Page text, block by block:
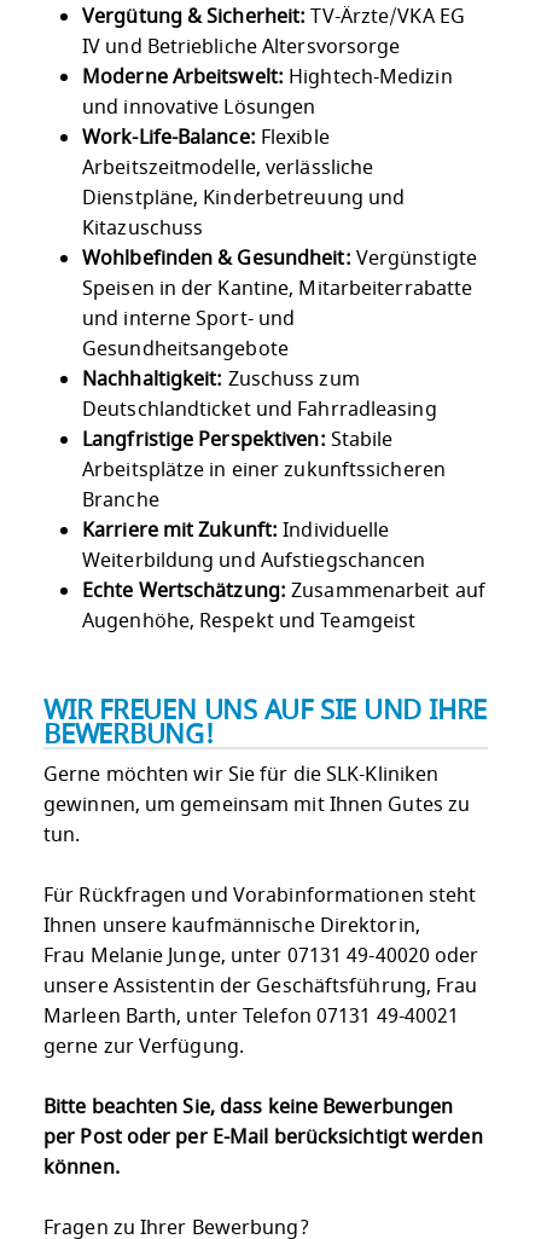
Vergütung & Sicherheit: TV-Ärzte/VKA EG
IV und Betriebliche Altersvorsorge
Moderne Arbeitswelt: Hightech-Medizin
und innovative Lösungen
Work-Life-Balance: Flexible
Arbeitszeitmodelle, verlässliche
Dienstpläne, Kinderbetreuung und
Kitazuschuss
Wohlbefinden & Gesundheit: Vergünstigte
Speisen in der Kantine, Mitarbeiterrabatte
und interne Sport- und
Gesundheitsangebote
Nachhaltigkeit: Zuschuss zum
Deutschlandticket und Fahrradleasing
Langfristige Perspektiven: Stabile
Arbeitsplätze in einer zukunftssicheren
Branche
Karriere mit Zukunft: Individuelle
Weiterbildung und Aufstiegschancen
Echte Wertschätzung: Zusammenarbeit auf
Augenhöhe, Respekt und Teamgeist
WIR FREUEN UNS AUF SIE UND IHRE
BEWERBUNG!
Gerne möchten wir Sie für die SLK-Kliniken
gewinnen, um gemeinsam mit Ihnen Gutes zu
tun.
Für Rückfragen und Vorabinformationen steht
Ihnen unsere kaufmännische Direktorin,
Frau Melanie Junge, unter 07131 49-40020 oder
unsere Assistentin der Geschäftsführung, Frau
Marleen Barth, unter Telefon 07131 49-40021
gerne zur Verfügung.
Bitte beachten Sie, dass keine Bewerbungen
per Post oder per E-Mail berücksichtigt werden
können.
Fragen zu Ihrer Bewerbung?